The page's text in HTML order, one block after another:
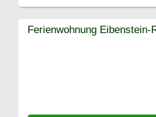
Ferienwohnung Eibenstein-